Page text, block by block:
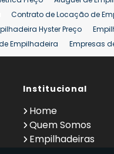
Contrato de Locação de
Hyster Preço
Empilhadeira
Empresas
Locação Empilhadeira
Comprar Empilhadeira
ton
Comprar
Institucional
Home
Quem Somos
Empilhadeiras